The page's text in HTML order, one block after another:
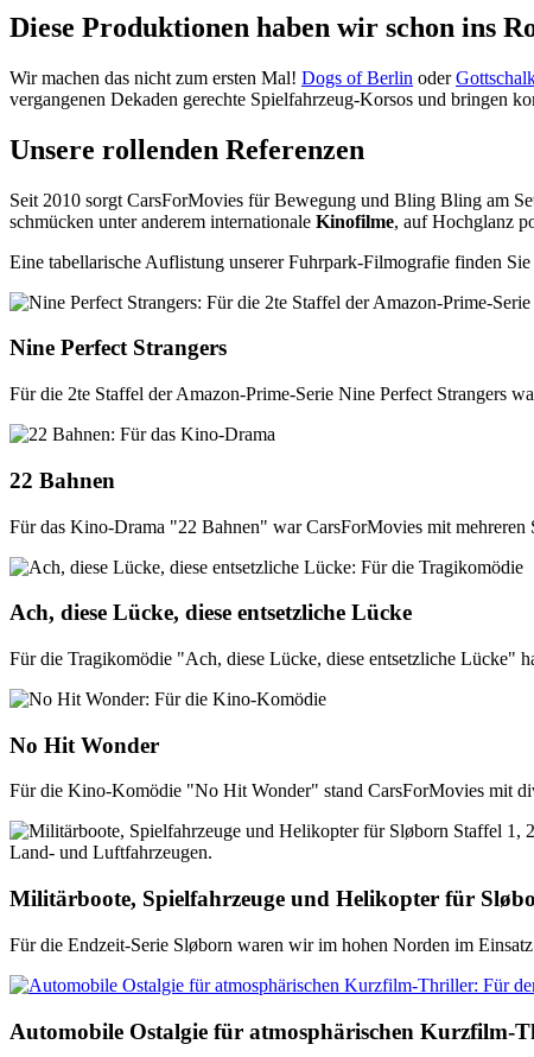
Diese Produktionen haben wir schon ins
Wir machen das nicht zum ersten Mal! Dogs of Berlin oder
vergangenen Dekaden gerechte Spielfahrzeug-Korsos und bringen
Unsere rollenden Referenzen
Seit 2010 sorgt CarsForMovies für Bewegung und Bling Bling am
schmücken unter anderem internationale Kinofilme, auf Hochglanz
Eine tabellarische Auflistung unserer Fuhrpark-Filmografie finden
Nine Perfect Strangers
Für die 2te Staffel der Amazon-Prime-Serie Nine Perfect Strangers
22 Bahnen
Für das Kino-Drama "22 Bahnen" war CarsForMovies mit
Ach, diese Lücke, diese entsetzliche Lücke
Für die Tragikomödie "Ach, diese Lücke, diese entsetzliche Lücke"
No Hit Wonder
Für die Kino-Komödie "No Hit Wonder" stand CarsForMovies mit
Militärboote, Spielfahrzeuge und Helikopter für
Für die Endzeit-Serie Sløborn waren wir im hohen Norden im
Automobile Ostalgie für atmosphärischen Kurzfilm-